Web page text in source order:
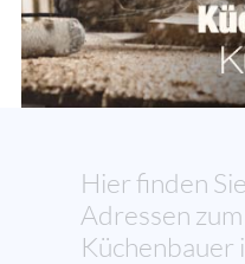
Hier finden
Adressen
Küchenbauer